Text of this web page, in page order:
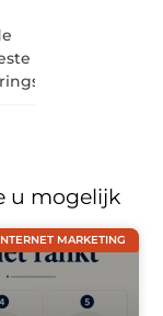
u mogelijk
MARKETING